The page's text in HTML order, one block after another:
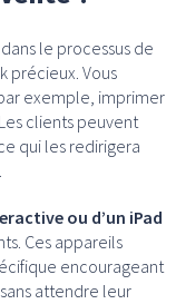
le processus de
précieux. Vous
exemple, imprimer
clients peuvent
qui les redirigera
ou d’un iPad
Ces appareils
encourageant
attendre leur